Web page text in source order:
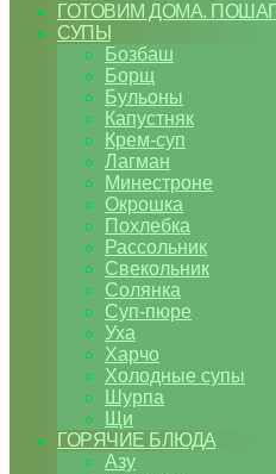
ГОТОВИМ ДОМА.
СУПЫ
Бозбаш
Борщ
Бульоны
Капустняк
Крем-суп
Лагман
Минестроне
Окрошка
Похлебка
Рассольник
Свекольник
Солянка
Суп-пюре
Уха
Харчо
Холодные супы
Шурпа
Щи
ГОРЯЧИЕ БЛЮДА
Азу